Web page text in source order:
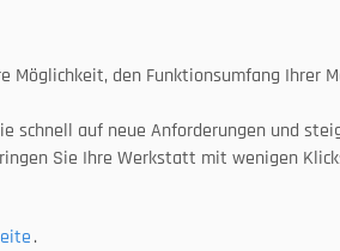
den Funktionsumfang Ihrer
schnell auf neue Anforderungen und
Sie Ihre Werkstatt mit wenigen
.